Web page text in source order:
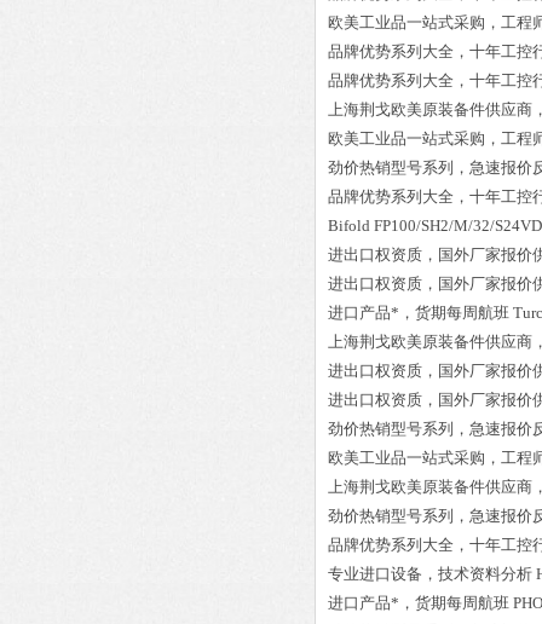
欧美工业品一站式采购，工程
品牌优势系列大全，十年工控
品牌优势系列大全，十年工控
上海荆戈欧美原装备件供应商
欧美工业品一站式采购，工程
劲价热销型号系列，急速报价
品牌优势系列大全，十年工控
Bifold FP100/SH2/M/32/
进出口权资质，国外厂家报价
进出口权资质，国外厂家报价
进口产品*，货期每周航班
上海荆戈欧美原装备件供应商
进出口权资质，国外厂家报价
进出口权资质，国外厂家报价
劲价热销型号系列，急速报价
欧美工业品一站式采购，工程
上海荆戈欧美原装备件供应商
劲价热销型号系列，急速报价
品牌优势系列大全，十年工控
专业进口设备，技术资料分析
进口产品*，货期每周航班